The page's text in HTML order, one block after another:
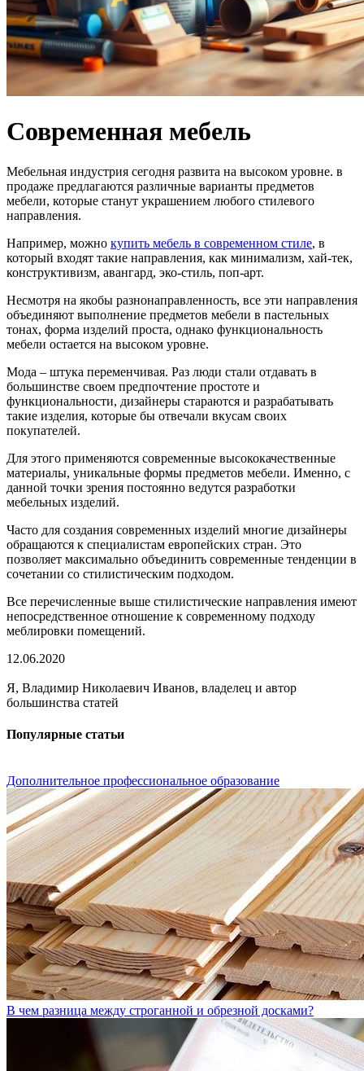
Современная мебель
Мебельная индустрия сегодня развита на высоком уровне. в
продаже предлагаются различные варианты предметов
мебели, которые станут украшением любого стилевого
направления.
Например, можно купить мебель в современном стиле, в
который входят такие направления, как минимализм, хай-тек,
конструктивизм, авангард, эко-стиль, поп-арт.
Несмотря на якобы разнонаправленность, все эти направления
объединяют выполнение предметов мебели в пастельных
тонах, форма изделий проста, однако функциональность
мебели остается на высоком уровне.
Мода – штука переменчивая. Раз люди стали отдавать в
большинстве своем предпочтение простоте и
функциональности, дизайнеры стараются и разрабатывать
такие изделия, которые бы отвечали вкусам своих
покупателей.
Для этого применяются современные высококачественные
материалы, уникальные формы предметов мебели. Именно, с
данной точки зрения постоянно ведутся разработки
мебельных изделий.
Часто для создания современных изделий многие дизайнеры
обращаются к специалистам европейских стран. Это
позволяет максимально объединить современные тенденции в
сочетании со стилистическим подходом.
Все перечисленные выше стилистические направления имеют
непосредственное отношение к современному подходу
меблировки помещений.
12.06.2020
Я, Владимир Николаевич Иванов, владелец и автор
большинства статей
Популярные статьи
Дополнительное профессиональное образование
В чем разница между строганной и обрезной досками?